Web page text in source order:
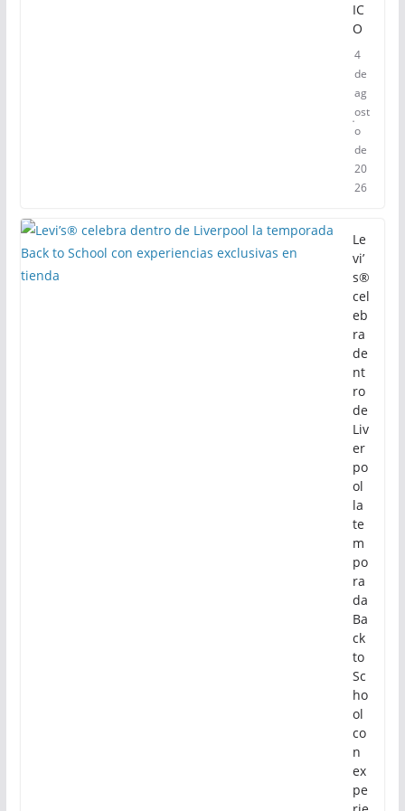
IC
O
4
de
ag
ost
o
de
20
26
Le
vi’
s®
cel
eb
ra
de
nt
ro
de
Liv
er
po
ol
la
te
m
po
ra
da
Ba
ck
to
Sc
ho
ol
co
n
ex
pe